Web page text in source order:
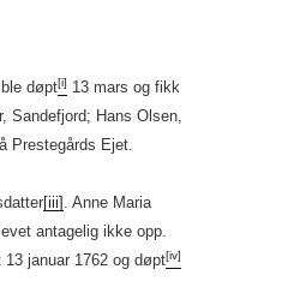
døpt[i] 13 mars og fikk
Sandefjord; Hans Olsen,
Prestegårds Ejet.
[iii] . Anne Maria
antagelig ikke opp.
januar 1762 og døpt[iv]